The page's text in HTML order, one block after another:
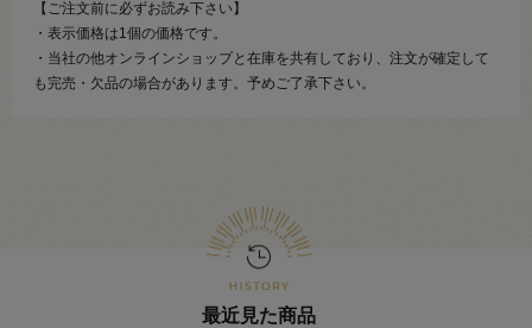
【ご注文前に必ずお読み下さい】
・表示価格は1個の価格です。
・当社の他オンラインショップと在庫を共有しており、注文が確定して
も完売・欠品の場合があります。予めご了承下さい。
最近見た商品